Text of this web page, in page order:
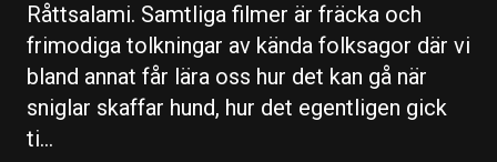
Råttsalami. Samtliga filmer är fräcka och
frimodiga tolkningar av kända folksagor där vi
bland annat får lära oss hur det kan gå när
sniglar skaffar hund, hur det egentligen gick
ti…